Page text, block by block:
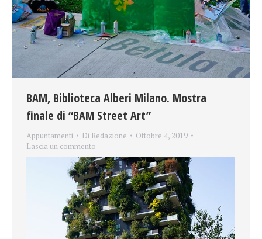
BAM, Biblioteca Alberi Milano. Mostra
finale di “BAM Street Art”
Appuntamenti Di Redazione
Ottobre 4, 2019
Lascia un commento